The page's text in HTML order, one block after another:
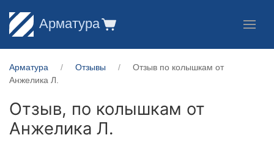
Арматура
Арматура Отзывы
Отзыв по колышкам от
Анжелика Л.
Отзыв, по колышкам от
Анжелика Л.